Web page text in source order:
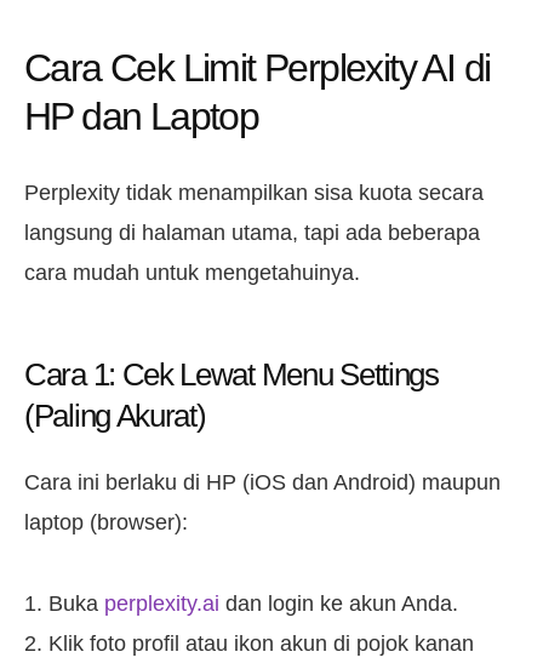
Cara Cek Limit Perplexity AI di
HP dan Laptop
Perplexity tidak menampilkan sisa kuota secara
langsung di halaman utama, tapi ada beberapa
cara mudah untuk mengetahuinya.
Cara 1: Cek Lewat Menu Settings
(Paling Akurat)
Cara ini berlaku di HP (iOS dan Android) maupun
laptop (browser):
Buka perplexity.ai dan login ke akun Anda.
Klik foto profil atau ikon akun di pojok kanan